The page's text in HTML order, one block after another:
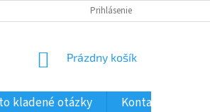
Prihlásenie
NÁKUPNÝ
Prázdny košík
kladené otázky Kontakty